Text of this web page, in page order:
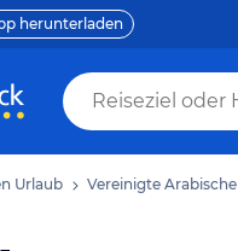
herunterladen
Urlaub Vereinigte